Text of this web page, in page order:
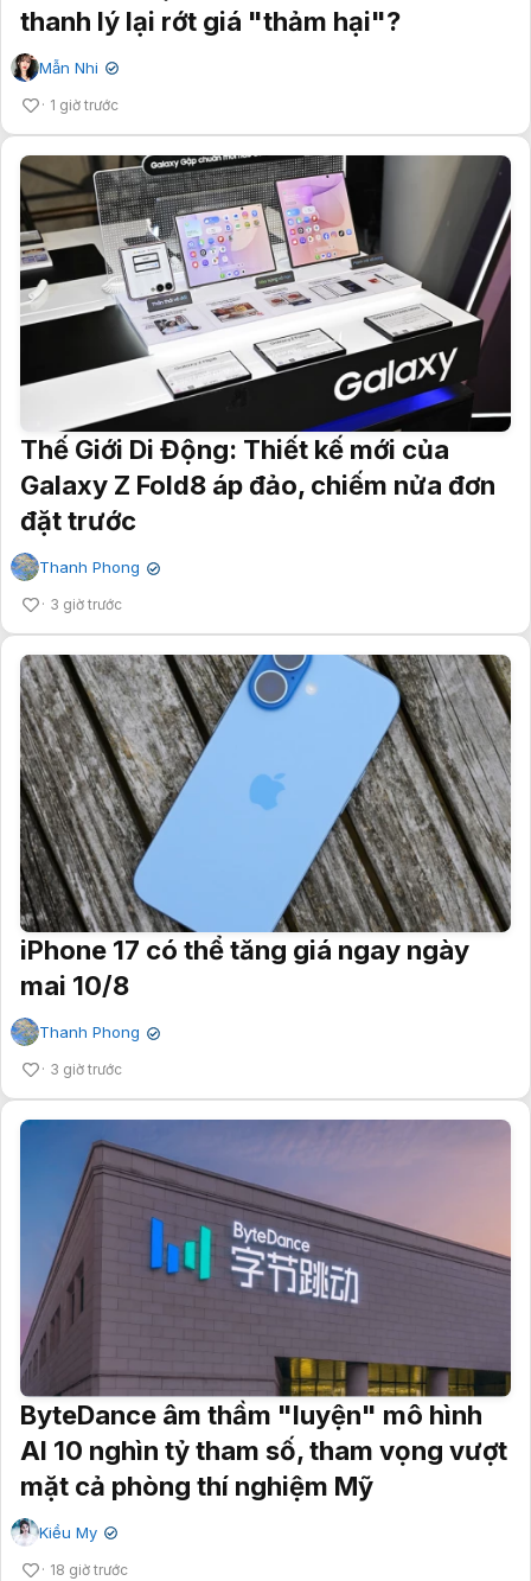
thanh lý lại rớt giá "thảm hại"?
Mẫn Nhi ✔
1 giờ trước
Thế Giới Di Động: Thiết kế mới của
Galaxy Z Fold8 áp đảo, chiếm nửa đơn
đặt trước
Thanh Phong ✔
3 giờ trước
iPhone 17 có thể tăng giá ngay ngày
mai 10/8
Thanh Phong ✔
3 giờ trước
ByteDance âm thầm "luyện" mô hình
AI 10 nghìn tỷ tham số, tham vọng vượt
mặt cả phòng thí nghiệm Mỹ
Kiều My ✔
18 giờ trước